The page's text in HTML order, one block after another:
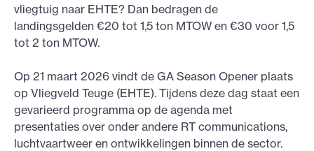
vliegtuig naar EHTE? Dan bedragen de
landingsgelden €20 tot 1,5 ton MTOW en €30 voor 1,5
tot 2 ton MTOW.
Op 21 maart 2026 vindt de GA Season Opener plaats
op Vliegveld Teuge (EHTE). Tijdens deze dag staat een
gevarieerd programma op de agenda met
presentaties over onder andere RT communications,
luchtvaartweer en ontwikkelingen binnen de sector.